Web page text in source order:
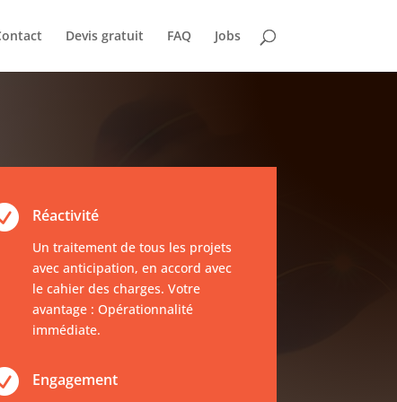
Devis gratuit FAQ Jobs
Réactivité
Un traitement de tous les projets
avec anticipation, en accord avec
le cahier des charges. Votre
avantage : Opérationnalité
immédiate.
Engagement